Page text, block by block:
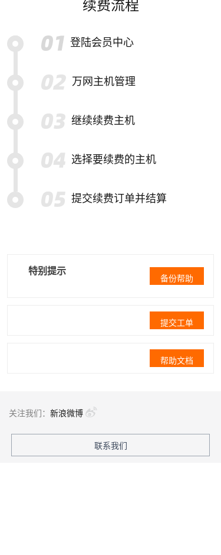
登陆会员中心
万网主机管理
继续续费主机
选择要续费的主机
提交续费订单并结算
特别提示
备份帮助
提交工单
帮助文档